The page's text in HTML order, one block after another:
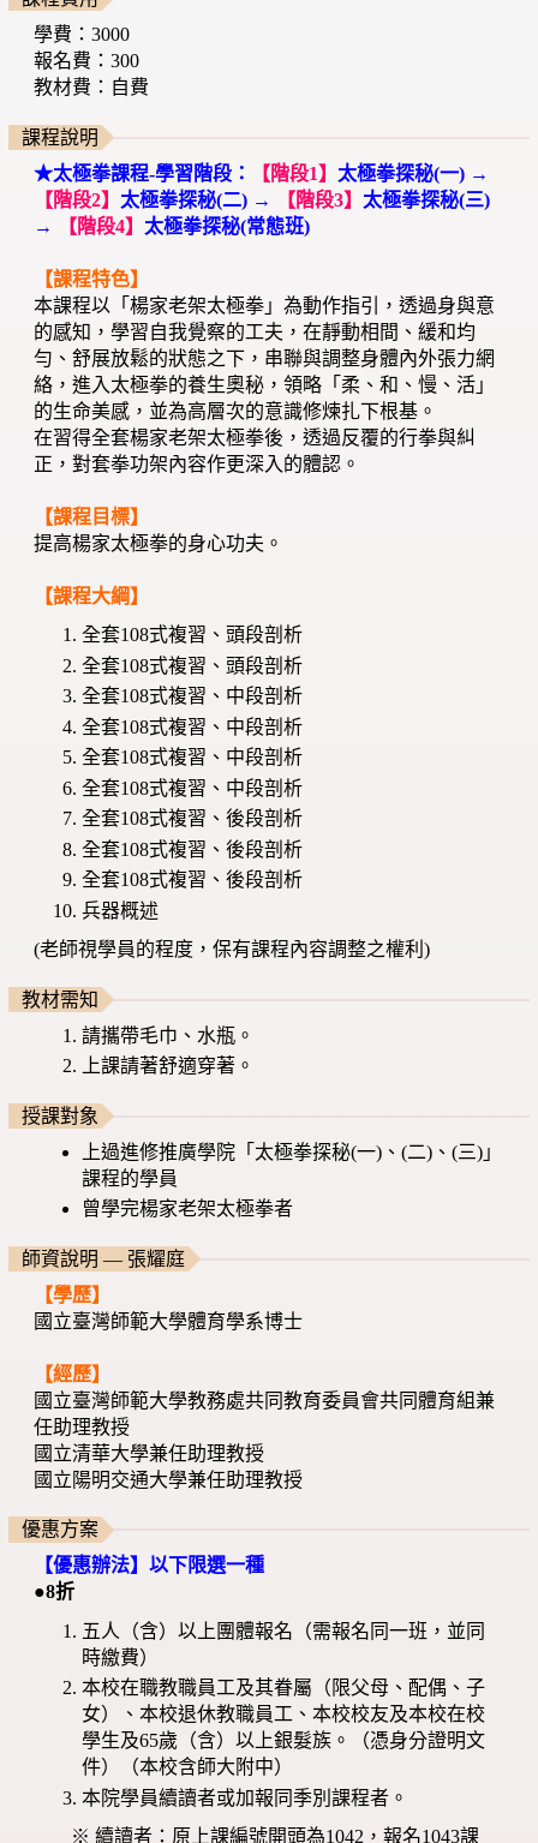
學費：3000
報名費：300
教材費：自費
課程說明
★太極拳課程-學習階段：
【階段1】 太極拳探秘(一) →
【階段2】 太極拳探秘(二) → 【階段3】 太極拳探秘(三)
→
【階段4】 太極拳探秘(常態班)
【課程特色】
本課程以「楊家老架太極拳」為動作指引，透過身與意
的感知，學習自我覺察的工夫，在靜動相間、緩和均
勻、舒展放鬆的狀態之下，串聯與調整身體內外張力網
絡，進入太極拳的養生奧秘，領略「柔、和、慢、活」
的生命美感，並為高層次的意識修煉扎下根基。
在習得全套楊家老架太極拳後，透過反覆的行拳與糾
正，對套拳功架內容作更深入的體認。
【課程目標】
提高楊家太極拳的身心功夫。
【課程大綱】
全套108式複習、頭段剖析
全套108式複習、頭段剖析
全套108式複習、中段剖析
全套108式複習、中段剖析
全套108式複習、中段剖析
全套108式複習、中段剖析
全套108式複習、後段剖析
全套108式複習、後段剖析
全套108式複習、後段剖析
兵器概述
(老師視學員的程度，保有課程內容調整之權利)
教材需知
請攜帶毛巾、水瓶。
上課請著舒適穿著。
授課對象
上過進修推廣學院「太極拳探秘(一)、(二)、(三)」
課程的學員
曾學完楊家老架太極拳者
師資說明 — 張耀庭
【學歷】
國立臺灣師範大學體育學系博士
【經歷】
國立臺灣師範大學教務處共同教育委員會共同體育組兼
任助理教授
國立清華大學兼任助理教授
國立陽明交通大學兼任助理教授
優惠方案
【優惠辦法】以下限選一種
●8折
五人（含）以上團體報名（需報名同一班，並同
時繳費）
本校在職教職員工及其眷屬（限父母、配偶、子
女）、本校退休教職員工、本校校友及本校在校
學生及65歲（含）以上銀髮族。（憑身分證明文
件）（本校含師大附中）
本院學員續讀者或加報同季別課程者。
※ 續讀者：原上課編號開頭為1042，報名1043課